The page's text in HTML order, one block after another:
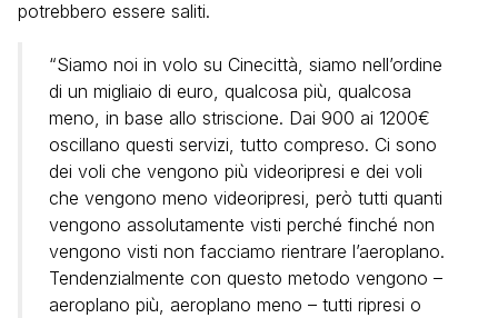
potrebbero essere saliti.
“Siamo noi in volo su Cinecittà, siamo nell’ordine
di un migliaio di euro, qualcosa più, qualcosa
meno, in base allo striscione. Dai 900 ai 1200€
oscillano questi servizi, tutto compreso. Ci sono
dei voli che vengono più videoripresi e dei voli
che vengono meno videoripresi, però tutti quanti
vengono assolutamente visti perché finché non
vengono visti non facciamo rientrare l’aeroplano.
Tendenzialmente con questo metodo vengono –
aeroplano più, aeroplano meno – tutti ripresi o